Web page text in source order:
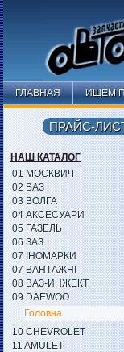
ГЛАВНАЯ ИЩЕМ
ПРАЙС-
НАШ КАТАЛОГ
01 МОСКВИЧ
02 ВАЗ
03 ВОЛГА
04 АКСЕСУАРИ
05 ГАЗЕЛЬ
06 ЗАЗ
07 ІНОМАРКИ
07 ВАНТАЖНІ
08 ВАЗ-ИНЖЕКТ
09 DAEWOO
Головна
10 CHEVROLET
11 AMULET